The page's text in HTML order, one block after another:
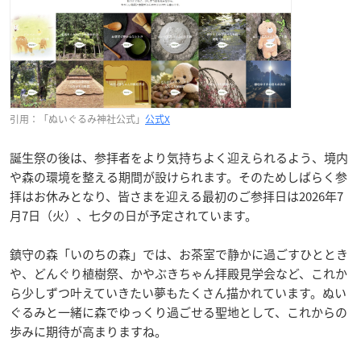
引用：「ぬいぐるみ神社公式」 公式X
誕生祭の後は、参拝者をより気持ちよく迎えられるよう、境内
や森の環境を整える期間が設けられます。そのためしばらく参
拝はお休みとなり、皆さまを迎える最初のご参拝日は2026年7
月7日（火）、七夕の日が予定されています。
鎮守の森「いのちの森」では、お茶室で静かに過ごすひととき
や、どんぐり植樹祭、かやぶきちゃん拝殿見学会など、これか
ら少しずつ叶えていきたい夢もたくさん描かれています。ぬい
ぐるみと一緒に森でゆっくり過ごせる聖地として、これからの
歩みに期待が高まりますね。